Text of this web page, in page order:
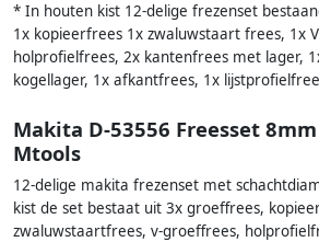
* In houten kist 12-delige frezenset
1x kopieerfrees 1x zwaluwstaart frees, 1x
holprofielfrees, 2x kantenfrees met lager,
kogellager, 1x afkantfrees, 1x
Makita D-53556 Freesset
Mtools
12-delige makita frezenset met
kist de set bestaat uit 3x groeffrees,
zwaluwstaartfrees, v-groeffrees,